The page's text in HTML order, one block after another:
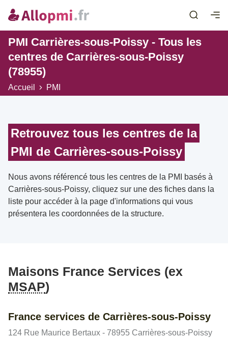
PMI Carrières-sous-Poissy - Tous les
centres de Carrières-sous-Poissy
(78955)
Accueil PMI
Retrouvez tous les centres de la
PMI de Carrières-sous-Poissy
Nous avons référencé tous les centres de la PMI basés à
Carrières-sous-Poissy, cliquez sur une des fiches dans la
liste pour accéder à la page d'informations qui vous
présentera les coordonnées de la structure.
Maisons France Services (ex
MSAP)
France services de Carrières-sous-Poissy
124 Rue Maurice Bertaux - 78955 Carrières-sous-Poissy